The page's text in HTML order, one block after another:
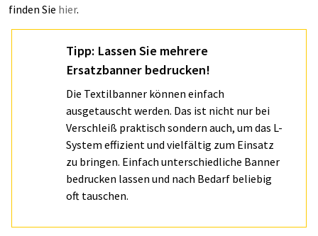
finden Sie hier.
Tipp: Lassen Sie mehrere
Ersatzbanner bedrucken!
Die Textilbanner können einfach
ausgetauscht werden. Das ist nicht nur bei
Verschleiß praktisch sondern auch, um das L-
System effizient und vielfältig zum Einsatz
zu bringen. Einfach unterschiedliche Banner
bedrucken lassen und nach Bedarf beliebig
oft tauschen.